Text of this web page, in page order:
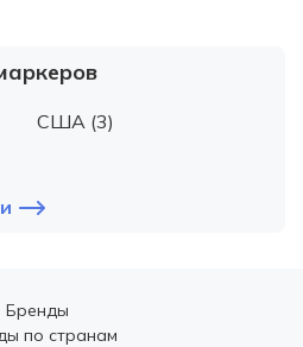
США (3)
Бренды
по странам